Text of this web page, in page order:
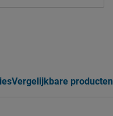
Vergelijkbare producten